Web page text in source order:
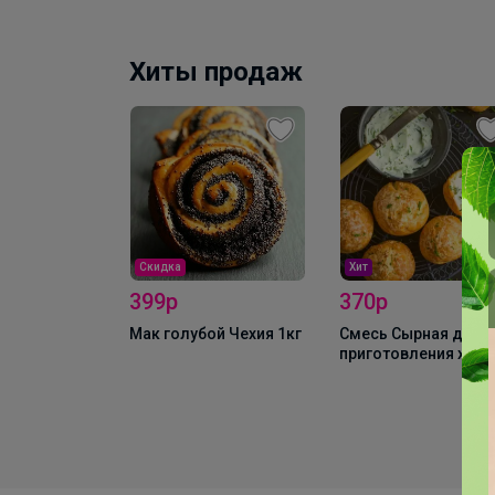
Хиты продаж
Скидка
399р
Мак голубой Чехия 1кг
Хит
370р
Смесь Сырная для
приготовления
булочных изделий